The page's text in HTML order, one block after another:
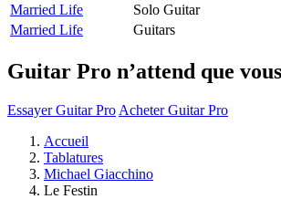
Married Life
Solo Guitar
Married Life
Guitars
Guitar Pro n’attend que
Essayer Guitar Pro Acheter Guitar Pro
Accueil
Tablatures
Michael Giacchino
Le Festin